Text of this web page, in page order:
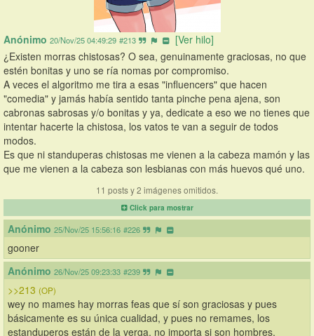
Anónimo 20/Nov/25 04:49:29 #213
[Ver hilo]
¿Existen morras chistosas? O sea, genuinamente graciosas, no que
estén bonitas y uno se ría nomas por compromiso.
A veces el algoritmo me tira a esas "influencers" que hacen
"comedia" y jamás había sentido tanta pinche pena ajena, son
cabronas sabrosas y/o bonitas y ya, dedicate a eso we no tienes que
intentar hacerte la chistosa, los vatos te van a seguir de todos
modos.
Es que ni standuperas chistosas me vienen a la cabeza mamón y las
que me vienen a la cabeza son lesbianas con más huevos qué uno.
11 posts y 2 imágenes omitidos.
Click para mostrar
Anónimo 25/Nov/25 15:56:16 #226
gooner
Anónimo 26/Nov/25 09:23:33 #239
>>213 (OP)
wey no mames hay morras feas que sí son graciosas y pues
básicamente es su única cualidad, y pues no remames, los
estanduperos están de la verga, no importa si son hombres,